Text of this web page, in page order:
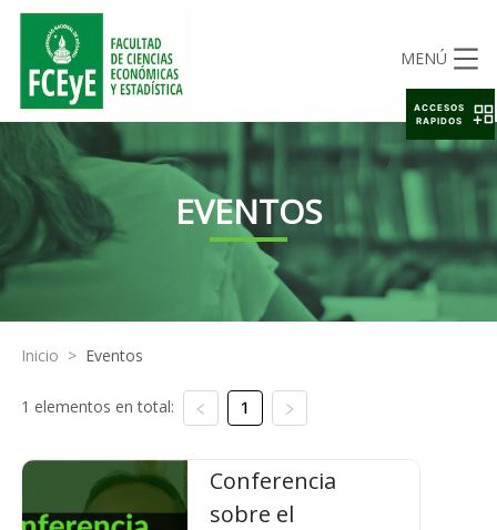
MENÚ
EVENTOS
Inicio > Eventos
1 elementos en total: 1
Conferencia
sobre el
ACCESOS
RAPIDOS